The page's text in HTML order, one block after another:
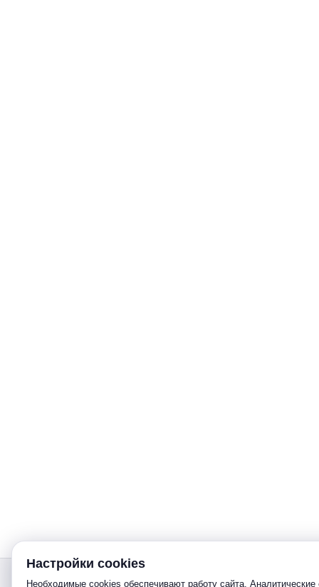
Настройки cookies
Необходимые cookies обеспечивают работу сайта. Звонок